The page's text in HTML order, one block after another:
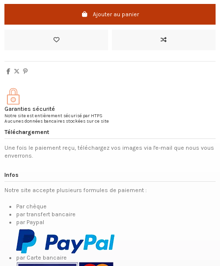
Ajouter au panier
Garanties sécurité
Notre site est entièrement sécurisé par HTPS
Aucunes données bancaires stockées sur ce site
Téléchargement
Une fois le paiement reçu, téléchargez vos images via l'e-mail que nous vous
enverrons.
Infos
Notre site accepte plusieurs formules de paiement :
Par chèque
par transfert bancaire
par Paypal
par Carte bancaire